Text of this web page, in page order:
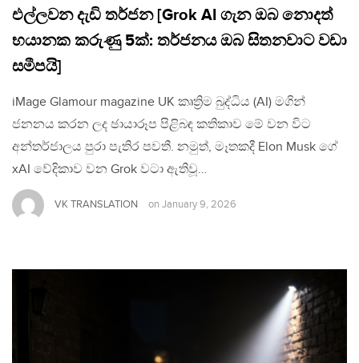
එල්ලවන දැඩි තර්ජන [Grok AI ගැන ඔබ නොදත්
භයානක කරුණු 5ක්: තර්ජනය ඔබ සිතනවාට වඩා
සමීපයි]
iMage Glamour magazine UK කෘත්‍රිම බුද්ධිය (AI) මගින්
ජනනය කරන ලද ඡායාරූප පිළිබඳ කතිකාව මේ වන විට
අන්තර්ජාලය පුරා පැතිර පවතී. නමුත්, මෑතකදී Elon Musk ගේ
xAI වේදිකාව වන Grok වටා ඇතිවූ…
VK TRANSLATION on January 9, 2026